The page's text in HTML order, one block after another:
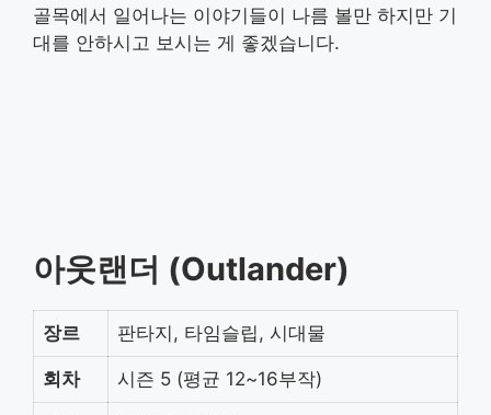
골목에서 일어나는 이야기들이 나름 볼만 하지만 기
대를 안하시고 보시는 게 좋겠습니다.
아웃랜더 (Outlander)
장르 판타지, 타임슬립, 시대물
회차 시즌 5 (평균 12~16부작)